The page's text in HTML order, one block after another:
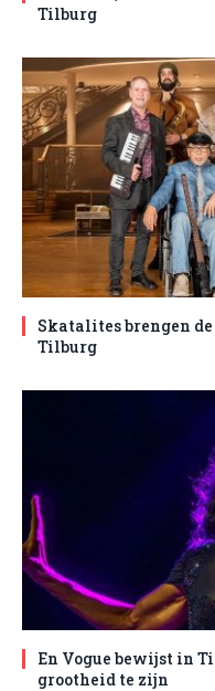
Tilburg
Skatalites brengen
Tilburg
En Vogue bewijst in
grootheid te zijn